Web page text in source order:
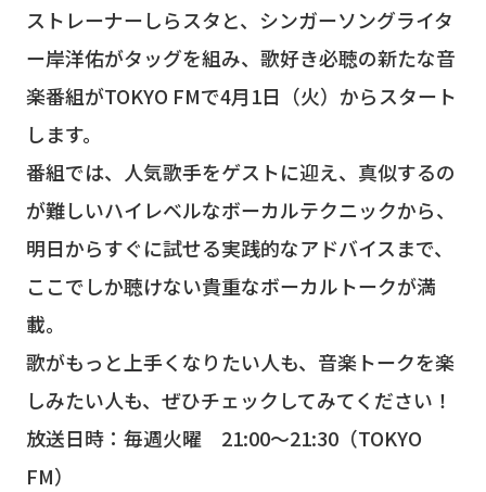
ストレーナーしらスタと、シンガーソングライタ
ー岸洋佑がタッグを組み、歌好き必聴の新たな音
楽番組がTOKYO FMで4月1日（火）からスタート
します。
番組では、人気歌手をゲストに迎え、真似するの
が難しいハイレベルなボーカルテクニックから、
明日からすぐに試せる実践的なアドバイスまで、
ここでしか聴けない貴重なボーカルトークが満
載。
歌がもっと上手くなりたい人も、音楽トークを楽
しみたい人も、ぜひチェックしてみてください！
放送日時：毎週火曜 21:00～21:30（TOKYO
FM）